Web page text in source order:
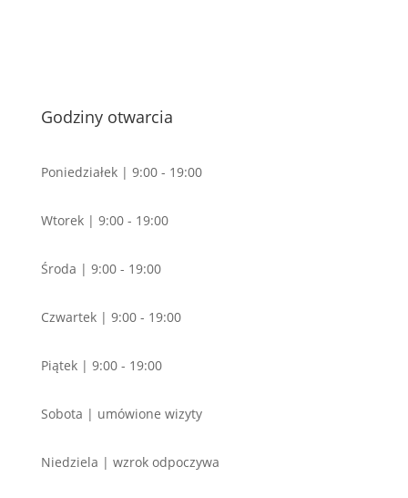
Godziny otwarcia
Poniedziałek | 9:00 - 19:00
Wtorek | 9:00 - 19:00
Środa | 9:00 - 19:00
Czwartek | 9:00 - 19:00
Piątek | 9:00 - 19:00
Sobota | umówione wizyty
Niedziela | wzrok odpoczywa